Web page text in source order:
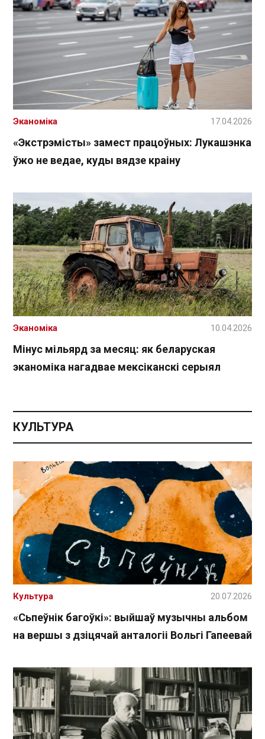
«Экстрэмісты» замест працоўных: Лукашэнка
ўжо не ведае, куды вядзе краіну
Эканоміка 17.04.2026
Мінус мільярд за месяц: як беларуская
эканоміка нагадвае мексіканскі серыял
Эканоміка 10.04.2026
КУЛЬТУРА
«Сьпеўнік багоўкі»: выйшаў музычны альбом
на вершы з дзіцячай анталогіі Вольгі Гапеевай
Культура 20.07.2026